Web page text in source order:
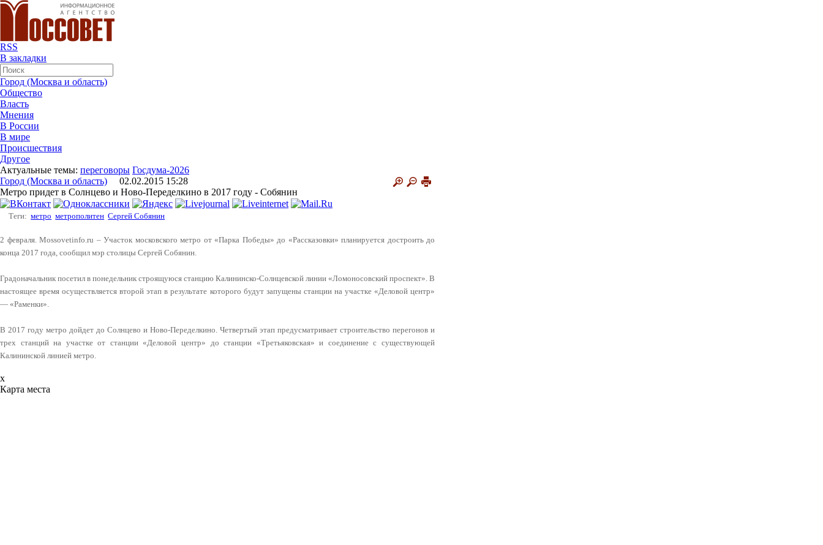
RSS
В закладки
Город (Москва и область)
Общество
Власть
Мнения
В России
В мире
Происшествия
Другое
Актуальные темы: переговоры Госдума-2026
Город (Москва и область) 02.02.2015 15:28
Метро придет в Солнцево и Ново-Переделкино в 2017 году - Собянин
Теги: метро метрополитен Сергей Собянин
2 февраля. Mossovetinfo.ru – Участок московского метро от «Парка Победы» до «Рассказовки» планируется достроить до
конца 2017 года, сообщил мэр столицы Сергей Собянин.
Градоначальник посетил в понедельник строящуюся станцию Калининско-Солнцевской линии «Ломоносовский проспект». В
настоящее время осуществляется второй этап в результате которого будут запущены станции на участке «Деловой центр»
— «Раменки».
В 2017 году метро дойдет до Солнцево и Ново-Переделкино. Четвертый этап предусматривает строительство перегонов и
трех станций на участке от станции «Деловой центр» до станции «Третьяковская» и соединение с существующей
Калининской линией метро.
x
Карта места